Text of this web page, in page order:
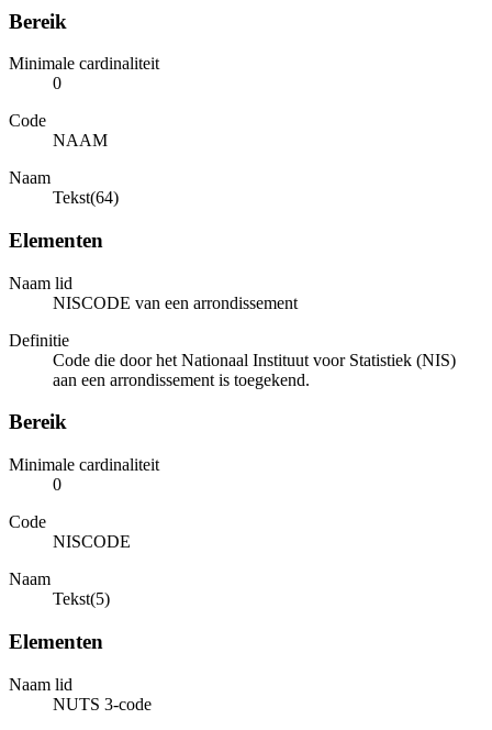
Bereik
Minimale cardinaliteit
0
Code
NAAM
Naam
Tekst(64)
Elementen
Naam lid
NISCODE van een arrondissement
Definitie
Code die door het Nationaal Instituut voor Statistiek (NIS)
aan een arrondissement is toegekend.
Bereik
Minimale cardinaliteit
0
Code
NISCODE
Naam
Tekst(5)
Elementen
Naam lid
NUTS 3-code